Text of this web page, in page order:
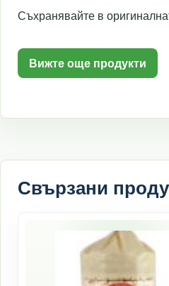
Съхранявайте в
Вижте още продукти
Свързани